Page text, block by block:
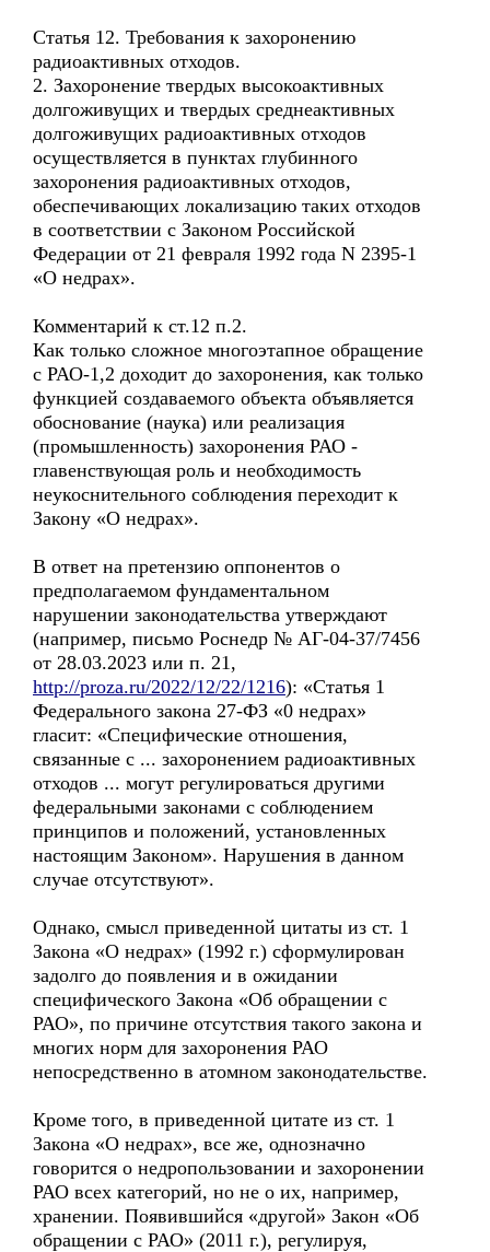
Статья 12. Требования к захоронению
радиоактивных отходов.
2. Захоронение твердых высокоактивных
долгоживущих и твердых среднеактивных
долгоживущих радиоактивных отходов
осуществляется в пунктах глубинного
захоронения радиоактивных отходов,
обеспечивающих локализацию таких отходов
в соответствии с Законом Российской
Федерации от 21 февраля 1992 года N 2395-1
«О недрах».
Комментарий к ст.12 п.2.
Как только сложное многоэтапное обращение
с РАО-1,2 доходит до захоронения, как только
функцией создаваемого объекта объявляется
обоснование (наука) или реализация
(промышленность) захоронения РАО -
главенствующая роль и необходимость
неукоснительного соблюдения переходит к
Закону «О недрах».
В ответ на претензию оппонентов о
предполагаемом фундаментальном
нарушении законодательства утверждают
(например, письмо Роснедр № АГ-04-37/7456
от 28.03.2023 или п. 21,
http://proza.ru/2022/12/22/1216): «Статья 1
Федерального закона 27-ФЗ «0 недрах»
гласит: «Специфические отношения,
связанные с ... захоронением радиоактивных
отходов ... могут регулироваться другими
федеральными законами с соблюдением
принципов и положений, установленных
настоящим Законом». Нарушения в данном
случае отсутствуют».
Однако, смысл приведенной цитаты из ст. 1
Закона «О недрах» (1992 г.) сформулирован
задолго до появления и в ожидании
специфического Закона «Об обращении с
РАО», по причине отсутствия такого закона и
многих норм для захоронения РАО
непосредственно в атомном законодательстве.
Кроме того, в приведенной цитате из ст. 1
Закона «О недрах», все же, однозначно
говорится о недропользовании и захоронении
РАО всех категорий, но не о их, например,
хранении. Появившийся «другой» Закон «Об
обращении с РАО» (2011 г.), регулируя,